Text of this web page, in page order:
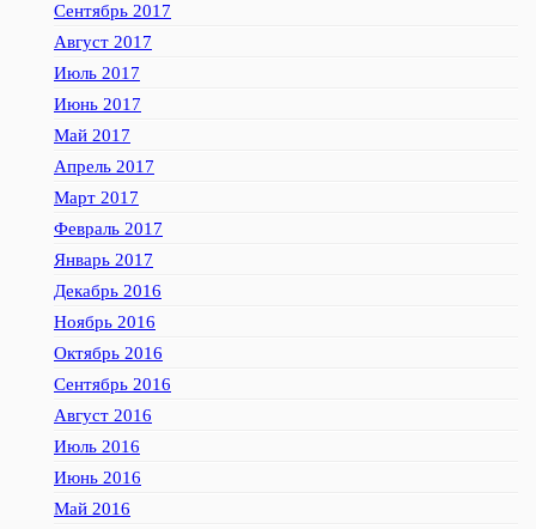
Сентябрь 2017
Август 2017
Июль 2017
Июнь 2017
Май 2017
Апрель 2017
Март 2017
Февраль 2017
Январь 2017
Декабрь 2016
Ноябрь 2016
Октябрь 2016
Сентябрь 2016
Август 2016
Июль 2016
Июнь 2016
Май 2016